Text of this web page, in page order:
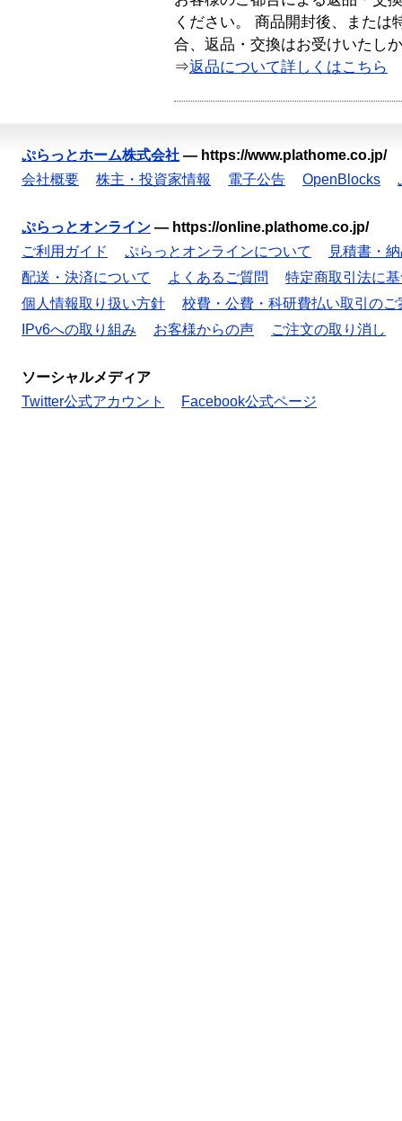
ください。 商品開封後、または
合、返品・交換はお受けいたし
⇒返品について詳しくはこちら
ぷらっとホーム株式会社 — https://www.plathome.co.jp/
会社概要
株主・投資家情報 電子公告 OpenBlocks
ぷらっとオンライン — https://online.plathome.co.jp/
ご利用ガイド
ぷらっとオンラインについて
見積書・
配送・決済について
よくあるご質問
特定商取引法に
個人情報取り扱い方針
校費・公費・科研費払い取引のご
IPv6への取り組み
お客様からの声 ご注文の取り消し
ソーシャルメディア
Twitter公式アカウント
Facebook公式ページ